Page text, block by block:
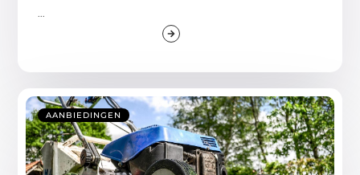
...
AANBIEDINGEN